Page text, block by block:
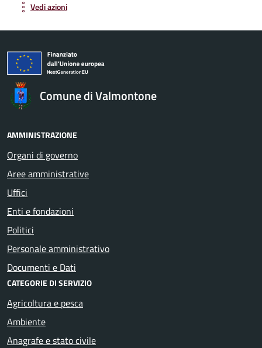
Vedi azioni
Comune di Valmontone
AMMINISTRAZIONE
Organi di governo
Aree amministrative
Uffici
Enti e fondazioni
Politici
Personale amministrativo
Documenti e Dati
CATEGORIE DI SERVIZIO
Agricoltura e pesca
Ambiente
Anagrafe e stato civile